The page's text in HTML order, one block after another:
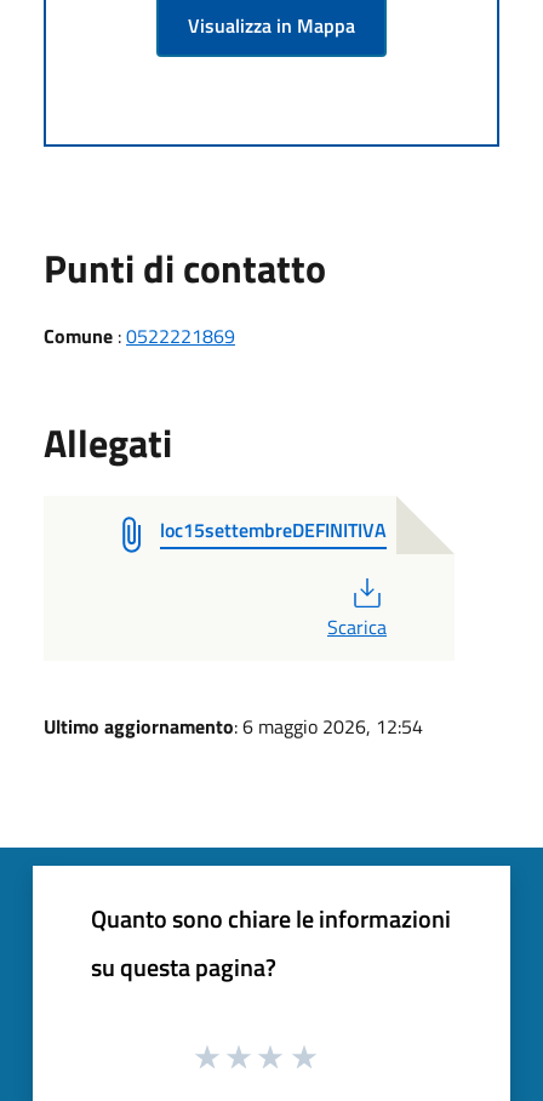
Visualizza in Mappa
Punti di contatto
Comune :0522221869
Allegati
loc15settembreDEFINITIVA
Scarica
Ultimo aggiornamento: 6 maggio 2026, 12:54
Quanto sono chiare le informazioni
su questa pagina?